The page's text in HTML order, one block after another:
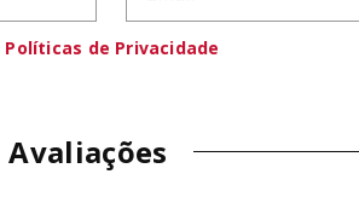
Políticas de Privacidade
Avaliações